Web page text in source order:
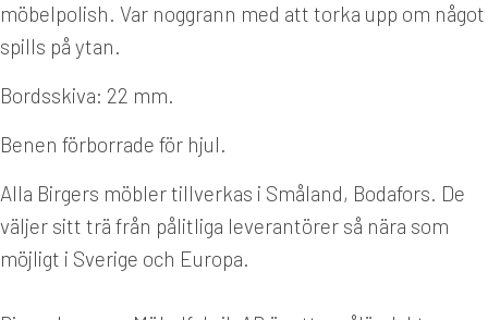
möbelpolish. Var noggrann med att torka upp om något
spills på ytan.
Bordsskiva: 22 mm.
Benen förborrade för hjul.
Alla Birgers möbler tillverkas i Småland, Bodafors. De
väljer sitt trä från pålitliga leverantörer så nära som
möjligt i Sverige och Europa.